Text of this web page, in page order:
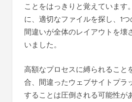
ことをはっきりと覚えています
に、適切なファイルを探し、1
間違いが全体のレイアウトを壊
いました。
高額なプロセスに縛られること
合、間違ったウェブサイトプラ
することは圧倒される可能性が